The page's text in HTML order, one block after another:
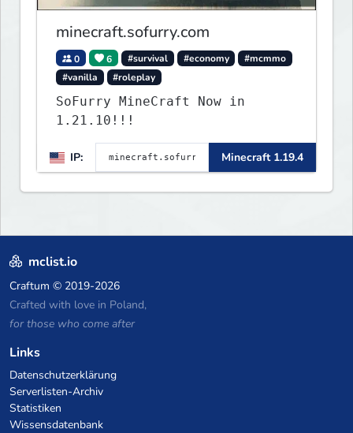
minecraft.sofurry.com
0 6 #survival #economy
#mcmmo
#vanilla
#roleplay
SoFurry MineCraft Now in
1.21.10!!!
IP: Minecraft 1.19.4
mclist.io
Craftum © 2019-2026
Crafted with love in Poland,
for those who come after
Links
Datenschutzerklärung
Serverlisten-Archiv
Statistiken
Wissensdatenbank